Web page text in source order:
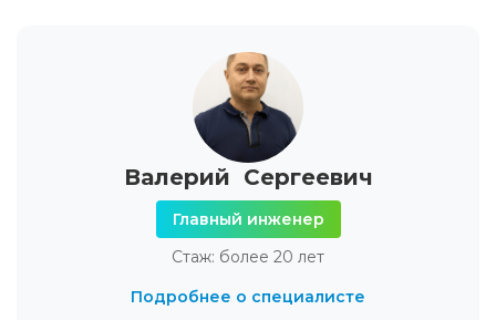
Валерий Сергеевич
Главный инженер
Стаж: более 20 лет
Подробнее о специалисте